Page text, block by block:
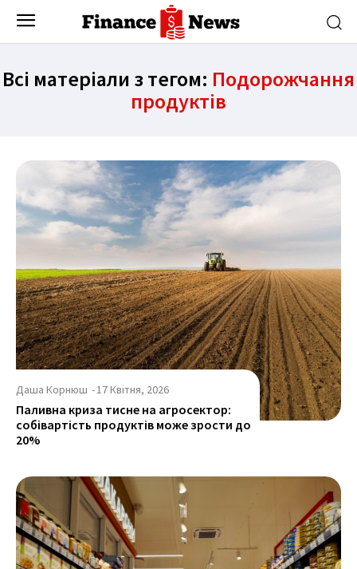
Всі матеріали з тегом: Подорожчання
продуктів
Даша Корнюш -17 Квітня, 2026
Паливна криза тисне на агросектор:
собівартість продуктів може зрости до
20%